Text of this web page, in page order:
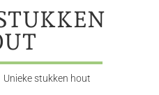
Unieke stukken hout